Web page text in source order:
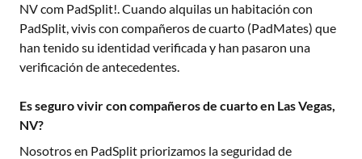
NVcom PadSplit!. Cuando alquilas un habitación con
PadSplit, vivis con compañeros de cuarto (PadMates) que
han tenido su identidad verificada y han pasaron una
verificación de antecedentes.
Es seguro vivir con compañeros de cuarto en Las Vegas,
NV?
Nosotros en PadSplit priorizamos la seguridad de